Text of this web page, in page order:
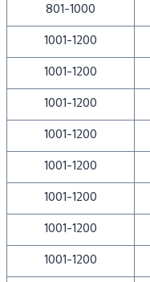
801-1000
1001-1200
1001-1200
1001-1200
1001-1200
1001-1200
1001-1200
1001-1200
1001-1200